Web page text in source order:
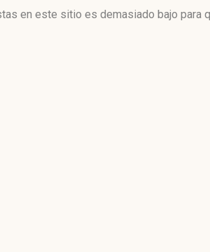
en este sitio es demasiado bajo para